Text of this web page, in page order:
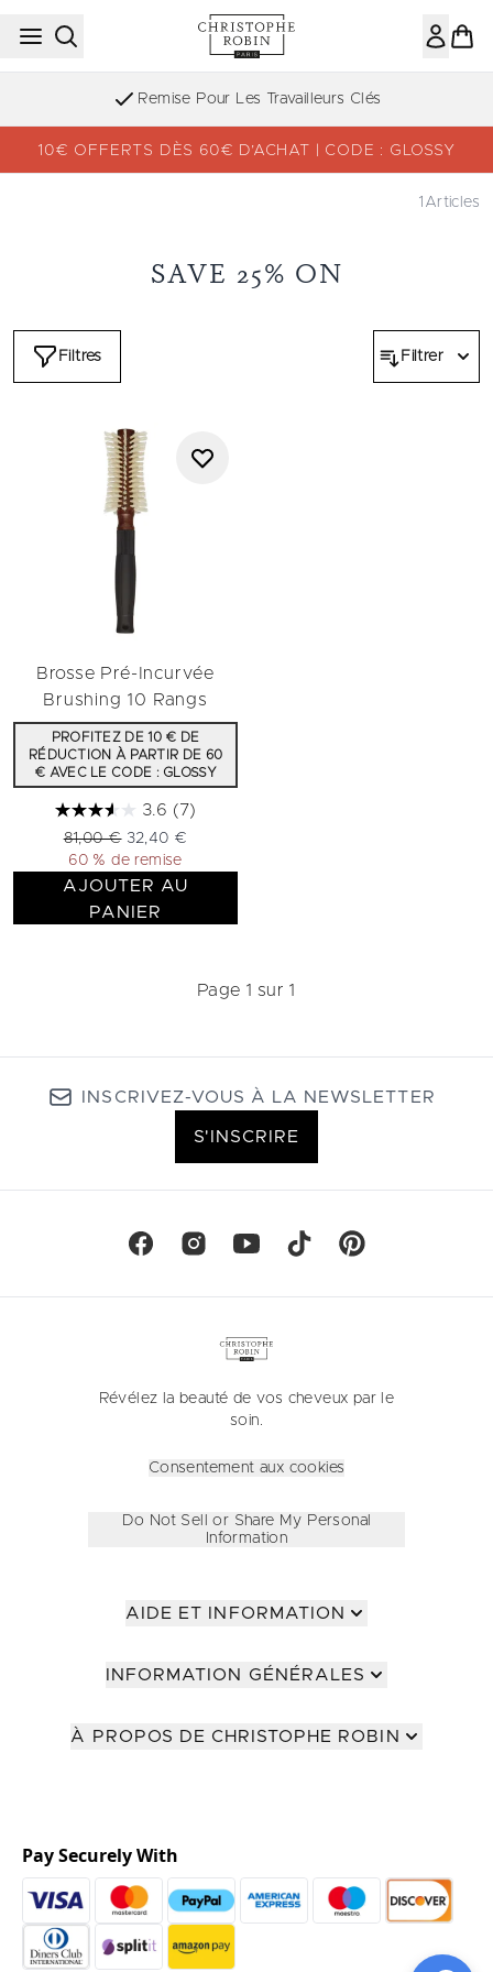
Passer au contenu principal
Remise Pour Les Travailleurs Clés
10€ OFFERTS DÈS 60€ D’ACHAT | CODE : GLOSSY
1 Articles
SAVE 25% ON
Filtres Filtrer
Brosse Pré-Incurvée
Brushing 10 Rangs
PROFITEZ DE 10 € DE
RÉDUCTION À PARTIR DE 60
€ AVEC LE CODE : GLOSSY
3.6 (7)
Prix de vente :
81,00 € Prix ​​actuel :
32,40 €
60 % de remise
AJOUTER AU
PANIER
Page 1 sur 1
INSCRIVEZ-VOUS À LA NEWSLETTER
S'INSCRIRE
Révélez la beauté de vos cheveux par le
soin.
Consentement aux cookies
Do Not Sell or Share My Personal
Information
AIDE ET INFORMATION
INFORMATION GÉNÉRALES
À PROPOS DE CHRISTOPHE ROBIN
Pay Securely With